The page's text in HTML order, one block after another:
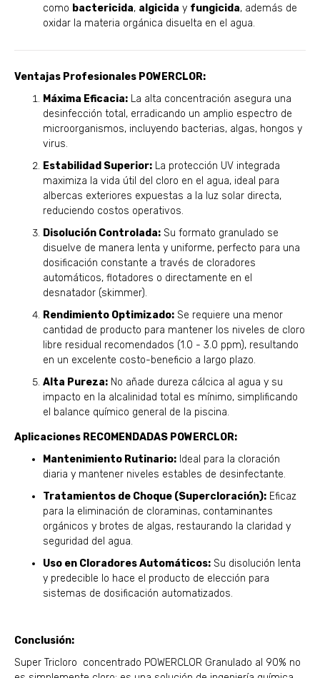
como bactericida, algicida y fungicida, además de
oxidar la materia orgánica disuelta en el agua.
Ventajas Profesionales POWERCLOR:
Máxima Eficacia: La alta concentración asegura una
desinfección total, erradicando un amplio espectro de
microorganismos, incluyendo bacterias, algas, hongos y
virus.
Estabilidad Superior: La protección UV integrada
maximiza la vida útil del cloro en el agua, ideal para
albercas exteriores expuestas a la luz solar directa,
reduciendo costos operativos.
Disolución Controlada: Su formato granulado se
disuelve de manera lenta y uniforme, perfecto para una
dosificación constante a través de cloradores
automáticos, flotadores o directamente en el
desnatador (skimmer).
Rendimiento Optimizado: Se requiere una menor
cantidad de producto para mantener los niveles de cloro
libre residual recomendados (1.0 - 3.0 ppm), resultando
en un excelente costo-beneficio a largo plazo.
Alta Pureza: No añade dureza cálcica al agua y su
impacto en la alcalinidad total es mínimo, simplificando
el balance químico general de la piscina.
Aplicaciones RECOMENDADAS POWERCLOR:
Mantenimiento Rutinario: Ideal para la cloración
diaria y mantener niveles estables de desinfectante.
Tratamientos de Choque (Supercloración): Eficaz
para la eliminación de cloraminas, contaminantes
orgánicos y brotes de algas, restaurando la claridad y
seguridad del agua.
Uso en Cloradores Automáticos: Su disolución lenta
y predecible lo hace el producto de elección para
sistemas de dosificación automatizados.
Conclusión:
Super Tricloro concentrado POWERCLOR Granulado al 90% no